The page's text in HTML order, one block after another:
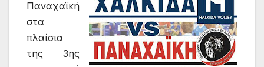
Παναχαϊκή
στα
πλαίσια
της 3ης